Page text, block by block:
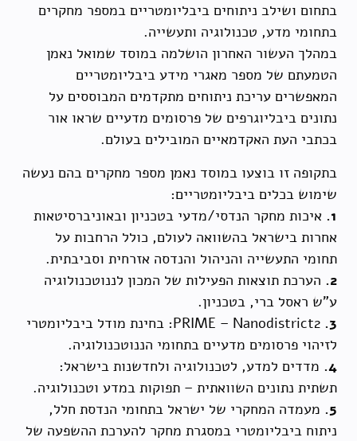
בתחום ושילב ניתוחים ביבליומטריים במספר מחקרים
בתחומי מדע, טכנולוגיה ותעשייה.
במהלך העשור האחרון הושלמה במוסד שמואל נאמן
הטמעתם של מספר מאגרי מידע ביבליומטריים
המאפשרים עריכת ניתוחים מתקדמים המבוססים על
נתונים ביבליוגרפים של פרסומים מדעיים שראו אור
בכתבי העת האקדמאיים המובילים בעולם.
בתקופה זו בוצעו במוסד נאמן מספר מחקרים בהם נעשה
שימוש בכלים ביבליומטריים:
1. איכות מחקר הנדסי/מדעי בטכניון ובאוניברסיטאות
אחרות בישראל בהשוואה לעולם, כולל הרחבות על
תחומי התעשייה והניהול והנדסה אזרחית וסביבתית.
2. הערכת תוצאות הפעילות של המכון לננוטכנולוגיה
ע"ש ראסל ברי, בטכניון.
3.
PRIME – Nanodistrict2: בחינת מודל ביבליומטרי
לזיהוי פרסומים מדעיים בתחומי הננוטכנולוגיה.
4. מדדים למדע, לטכנולוגיה ולחדשנות בישראל:
תשתית נתונים השוואתית – תפוקות במדע וטכנולוגיה.
5. מעמדה המחקרי של ישראל בתחומי הנדסת חלל,
ניתוח ביבליומטרי במסגרת מחקר להערכת ההשפעה של